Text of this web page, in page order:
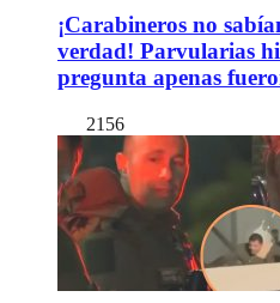
¡Carabineros no
verdad! Parvularias
pregunta apenas
2156